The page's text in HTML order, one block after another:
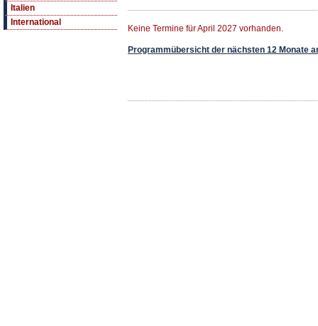
Italien
International
Keine Termine für April 2027 vorhanden.
Programmübersicht der nächsten 12 Monate